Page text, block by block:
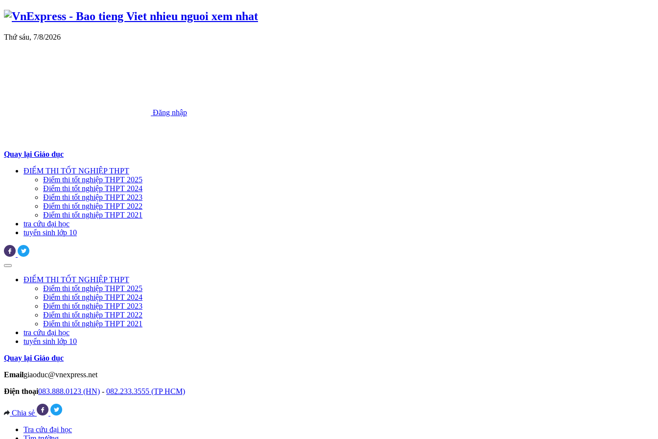
Thứ sáu, 7/8/2026
Đăng nhập
Quay lại Giáo dục
ĐIỂM THI TỐT NGHIỆP THPT
Điểm thi tốt nghiệp THPT 2025
Điểm thi tốt nghiệp THPT 2024
Điểm thi tốt nghiệp THPT 2023
Điểm thi tốt nghiệp THPT 2022
Điểm thi tốt nghiệp THPT 2021
tra cứu đại học
tuyển sinh lớp 10
ĐIỂM THI TỐT NGHIỆP THPT
Điểm thi tốt nghiệp THPT 2025
Điểm thi tốt nghiệp THPT 2024
Điểm thi tốt nghiệp THPT 2023
Điểm thi tốt nghiệp THPT 2022
Điểm thi tốt nghiệp THPT 2021
tra cứu đại học
tuyển sinh lớp 10
Quay lại Giáo dục
Emailgiaoduc@vnexpress.net
Điện thoại083.888.0123 (HN) - 082.233.3555 (TP HCM)
Chia sẻ
Tra cứu đại học